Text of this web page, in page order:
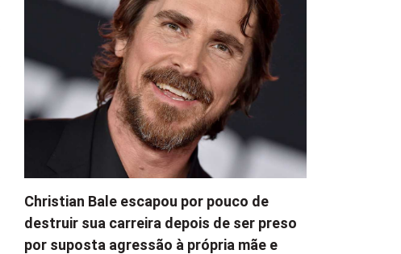
Christian Bale escapou por pouco de
destruir sua carreira depois de ser preso
por suposta agressão à própria mãe e